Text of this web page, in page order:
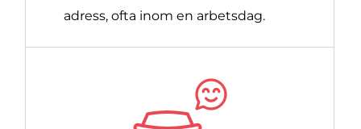
adress, ofta inom en arbetsdag.